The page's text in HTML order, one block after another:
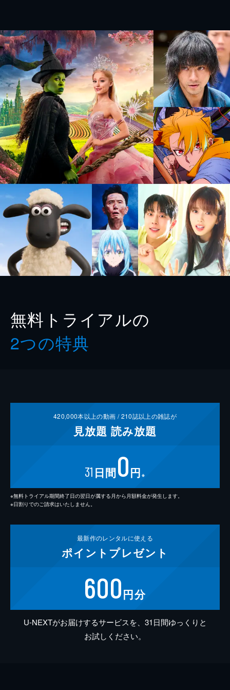
無料トライアルの
2つの特典
420,000本以上の動画 /210誌以上の雑誌が
見放題 読み放題
31 日間0円 ※
※無料トライアル期間終了日の翌日が属する月から月額料金が発生します。
※日割りでのご請求はいたしません。
最新作のレンタルに使える
ポイント プレゼント
600円分
U-NEXTがお届けするサービスを、31日間ゆっくりと
お試しください。